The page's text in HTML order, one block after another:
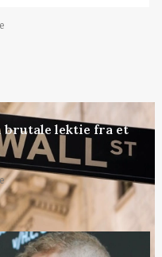
brutale lektie fra et